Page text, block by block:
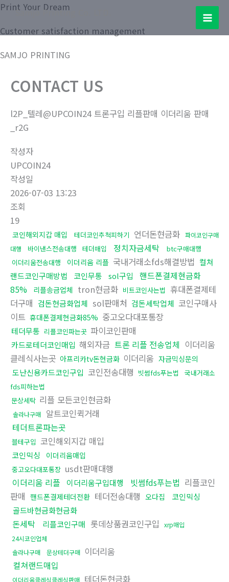
콘
츠
건
Samjo Printing Co. LTD.
Main
Print Your Dream
Customer satisfaction management
SAMJO PRINTING
CONTACT US
l2P_텔레@UPCOIN24 트론구입 리플판매 이더리움 판매
_r2G
작성자
UPCOIN24
작성일
2026-07-03 13:23
조회
19
코인해외지갑 매입 테더코인추척피하기 언더돈현금화 파이코인구매
대행
바이낸스전송대행 테더매입 정치자금세탁
btc구매대행
이더리움전송대행
이더리움 리플 국내거래소fds해결방법 컬쳐
랜드코인구매방법
코인무통 sol구입
핸드폰결제현금화
85%
리플송금업체 tron현금화 비트코인사는법
휴대폰결제테
더구매 검돈현금화업체 sol판매처 검돈세탁업체 코인구매사
이트 휴대폰결제현금화85% 중고오다대포통장
테더무통 리플코인파는곳 파이코인판매
카드로테더코인매입 해외자금 트론 리플 전송업체 이더리움
클레식사는곳 아프리카tv돈현금화 이더리움 자금믹싱문의
도난신용카드코인구입 코인전송대행 빗썸fds푸는법
국내거래소
fds피하는법
문상세탁 리플 모든코인현금화
솔라나구매
알트코인퀵거래
테더트론파는곳
블테구입 코인해외지갑 매입
코인믹싱 이더리움매입
중고오다대포통장 usdt판매대행
이더리움 리플
이더리움구입대행 빗썸fds푸는법 리플코인
판매 핸드폰결제테더전환 테더전송대행 오다집
코인믹싱
골드바현금화현금화
돈세탁 리플코인구매 롯데상품권코인구입
xrp매입
24시코인업체
솔라나구매
문상테더구매 이더리움
컬쳐랜드매입
이더리움클레식클레식판매 테더돈현금화